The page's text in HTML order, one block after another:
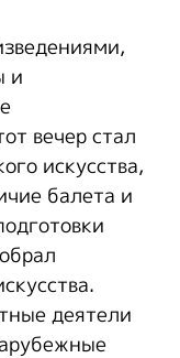
и
вечер стал
искусства,
балета и
деятели